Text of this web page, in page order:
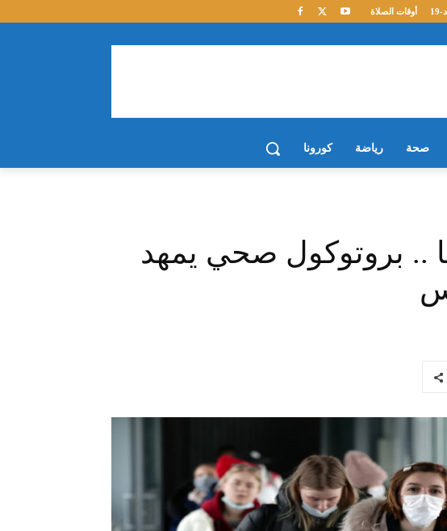
أوقات الصلاة
صحة رياضة كورونا
.. بروتوكول صحي يمهد